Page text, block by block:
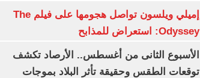
إميلي ويلسون تواصل هجومها على فيلم The
Odyssey: استعراض للمذابح
الأسبوع الثانى من أغسطس.. الأرصاد تكشف
توقعات الطقس وحقيقة تأثر البلاد بموجات